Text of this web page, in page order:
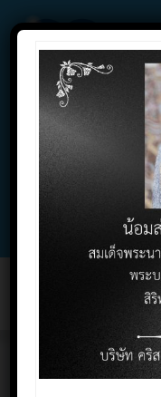
02-732-1900 ,
Contact
ทำไมต้อ